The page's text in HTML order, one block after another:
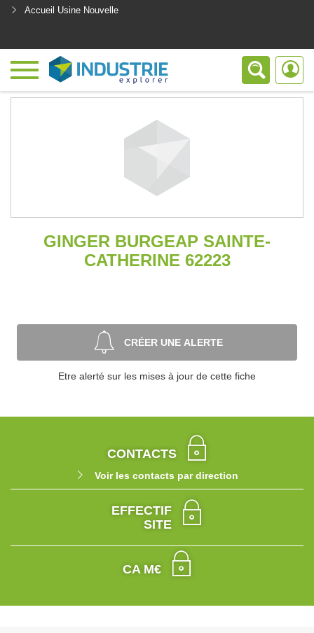
Accueil Usine Nouvelle
GINGER BURGEAP SAINTE-
CATHERINE 62223
CRÉER UNE ALERTE
Etre alerté sur les mises à jour de cette fiche
CONTACTS
Voir les contacts par direction
EFFECTIF
SITE
CA M€